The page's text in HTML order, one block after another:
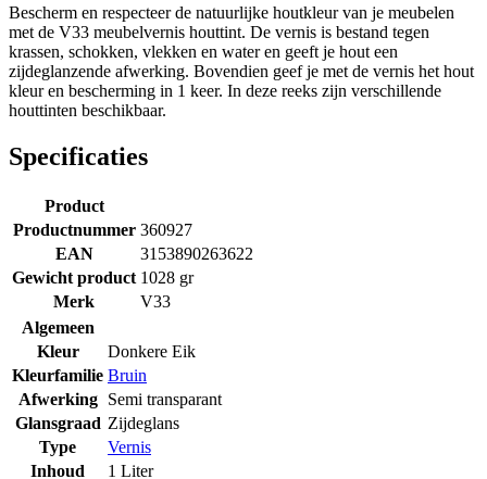
Bescherm en respecteer de natuurlijke houtkleur van je meubelen
met de V33 meubelvernis houttint. De vernis is bestand tegen
krassen, schokken, vlekken en water en geeft je hout een
zijdeglanzende afwerking. Bovendien geef je met de vernis het hout
kleur en bescherming in 1 keer. In deze reeks zijn verschillende
houttinten beschikbaar.
Specificaties
Product
Productnummer 360927
EAN
3153890263622
Gewicht product 1028 gr
Merk
V33
Algemeen
Kleur
Donkere Eik
Kleurfamilie Bruin
Afwerking
Semi transparant
Glansgraad Zijdeglans
Type
Vernis
Inhoud
1 Liter